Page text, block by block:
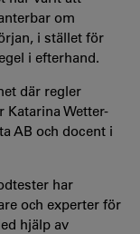
om
i stället för
i efterhand.
där regler
Katarina Wetter-
AB och docent i
har
och experter för
hjälp av